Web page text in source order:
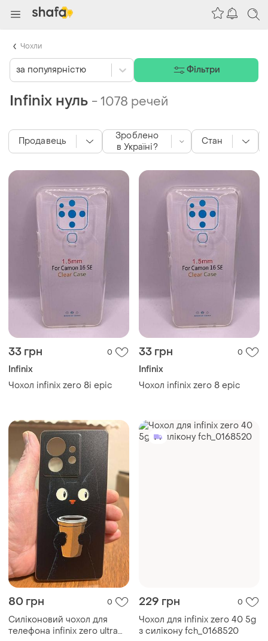
Infinix нуль -1078 речей
33 грн 0
Infinix
Чохол infinix zero 8i epic
33 грн 0
Infinix
Чохол infinix zero 8 epic
80 грн 0
Силіконовий чохол для
телефона infinix zero ultra
229 грн 0
Чохол для infinix zero 40 5g
з силікону fch_0168520
Продавець
Зроблено
в Україні?
Стан
за популярністю Фільтри
Чохли